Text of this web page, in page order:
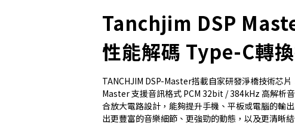
Tanchjim DSP
性能解碼 Type-C轉
TANCHJIM DSP-Master搭載自家研發淨橋技術芯片
Master 支援音訊格式 PCM 32bit / 384kHz 高解析
合放大電路設計，能夠提升手機、平板或電腦的輸
出更豐富的音樂細節、更強勁的動態，以及更清晰結